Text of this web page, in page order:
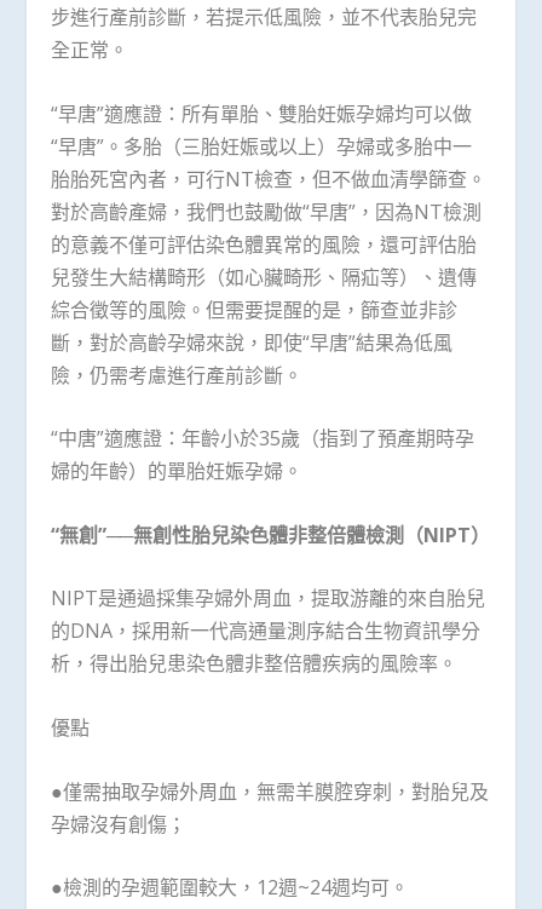
步進行產前診斷，若提示低風險，並不代表胎兒完
全正常。
“早唐”適應證：所有單胎、雙胎妊娠孕婦均可以做
“早唐”。多胎（三胎妊娠或以上）孕婦或多胎中一
胎胎死宮內者，可行NT檢查，但不做血清學篩查。
對於高齡產婦，我們也鼓勵做“早唐”，因為NT檢測
的意義不僅可評估染色體異常的風險，還可評估胎
兒發生大結構畸形（如心臟畸形、隔疝等）、遺傳
綜合徵等的風險。但需要提醒的是，篩查並非診
斷，對於高齡孕婦來說，即使“早唐”結果為低風
險，仍需考慮進行產前診斷。
“中唐”適應證：年齡小於35歲（指到了預產期時孕
婦的年齡）的單胎妊娠孕婦。
“無創”──無創性胎兒染色體非整倍體檢測（NIPT）
NIPT是通過採集孕婦外周血，提取游離的來自胎兒
的DNA，採用新一代高通量測序結合生物資訊學分
析，得出胎兒患染色體非整倍體疾病的風險率。
優點
●僅需抽取孕婦外周血，無需羊膜腔穿刺，對胎兒及
孕婦沒有創傷；
●檢測的孕週範圍較大，12週~24週均可。